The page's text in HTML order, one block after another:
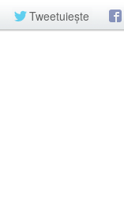
Tweetuiește